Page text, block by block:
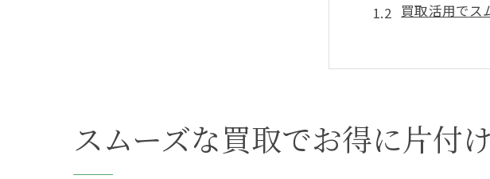
買取活用でス
姫路で買取
買取サービス
高額買取の秘訣を
姫路で高額買
スムーズな買取でお得に片付